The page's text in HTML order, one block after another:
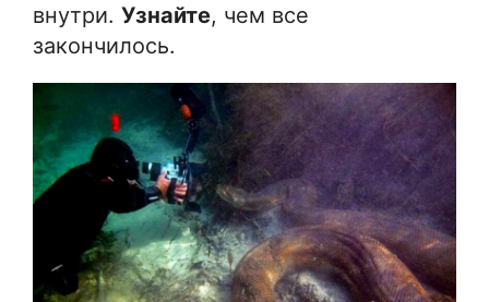
внутри. Узнайте, чем все
закончилось.